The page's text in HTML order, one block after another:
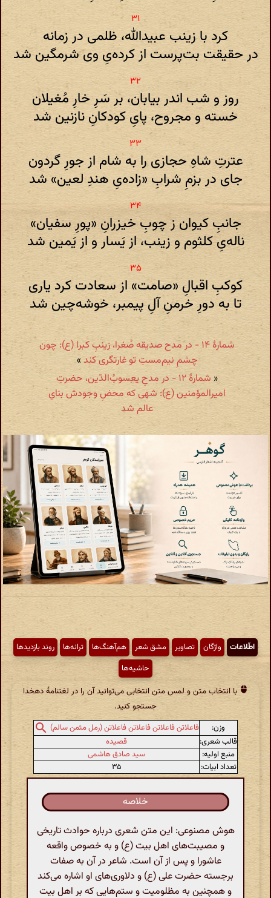
کرد با زینب عبیدالله، ظلمی در زمانه
در حقیقت بت‌پرست از کرده‌یِ وی شرمگین شد
روز و شب اندر بیابان، بر سَرِ خارِ مُغیلان
خسته و مجروح، پایِ کودکانِ نازنین شد
عترتِ شاهِ حجازی را به شام از جورِ گردون
جای در بزمِ شرابِ «زاده‌یِ هندِ لعین» شد
جانبِ کیوان ز چوبِ خیزرانِ «پورِ سفیان»
ناله‌یِ کلثوم و زینب، از یَسار و از یَمین شد
کوکبِ اقبالِ «صامت» از سعادت کرد یاری
تا به دورِ خرمنِ آلِ پیمبر، خوشه‌چین شد
شمارهٔ ۱۴ - در مدح صدیقه صُغرا، زینبِ کبرا (ع): چون
چشمِ نیم‌مستِ تو غارتگری کند»
«
شمارهٔ ۱۲ - در مدحِ یعسوبُ‌الدّین، حضرتِ
امیرالمؤمنین (ع): شهی که محضِ وجودش بنایِ
عالم شد
اطّلاعات واژگان تصاویر مشق شعر هم‌آهنگ‌ها ترانه‌ها
روند بازدیدها
حاشیه‌ها
با انتخاب متن و لمس متن انتخابی می‌توانید آن را در لغتنامهٔ دهخدا
جستجو کنید.
وزن:
فاعلاتن فاعلاتن فاعلاتن فاعلاتن (رمل مثمن سالم)
قالب شعری:
قصیده
منبع اولیه:
سید صادق هاشمی
تعداد ابیات:
۳۵
خلاصه
هوش مصنوعی: این متن شعری درباره حوادث تاریخی
و مصیبت‌های اهل بیت (ع) و به خصوص واقعه
عاشورا و پس از آن است. شاعر در آن به صفات
برجسته حضرت علی (ع) و دلاوری‌های او اشاره می‌کند
و همچنین به مظلومیت و ستم‌هایی که بر اهل بیت